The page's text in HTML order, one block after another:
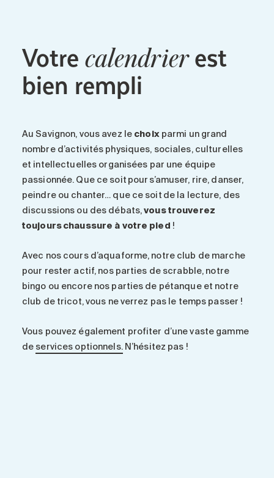
Votre calendrierest
bien rempli
Au Savignon, vous avez le choixparmi un grand
nombre d’activités physiques, sociales, culturelles
et intellectuelles organisées par une équipe
passionnée. Que ce soit pour s’amuser, rire, danser,
peindre ou chanter… que ce soit de la lecture, des
discussions ou des débats,vous trouverez
toujours chaussure à votre pied !
Avec nos cours d’aquaforme, notre club de marche
pour rester actif, nos parties de scrabble, notre
bingo ou encore nos parties de pétanque et notre
club de tricot, vous ne verrez pas le temps passer !
Vous pouvez également profiter d’une vaste gamme
de services optionnels.N’hésitez pas !